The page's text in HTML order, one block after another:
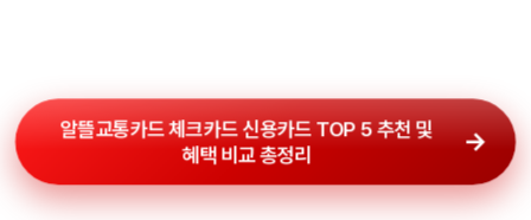
알뜰교통카드 체크카드 신용카드 TOP 5 추천 및
혜택 비교 총정리